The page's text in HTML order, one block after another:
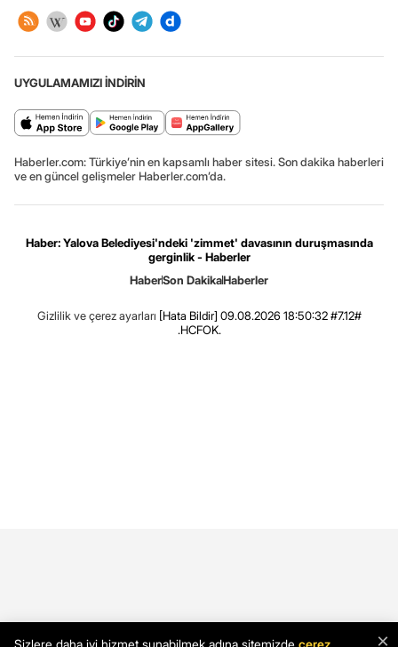
UYGULAMAMIZI İNDİRİN
Haberler.com: Türkiye’nin en kapsamlı haber sitesi. Son dakika haberleri
ve en güncel gelişmeler Haberler.com’da.
Haber: Yalova Belediyesi'ndeki 'zimmet' davasının duruşmasında
gerginlik - Haberler
HaberSon DakikaHaberler
Gizlilik ve çerez ayarları [Hata Bildir] 09.08.2026 18:50:32 #7.12#
.HCFOK.
×
Sizlere daha iyi hizmet sunabilmek adına sitemizde çerez